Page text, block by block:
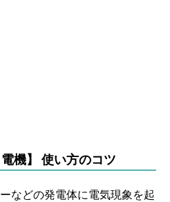
機】 使い方のコツ
などの発電体に電気現象を起